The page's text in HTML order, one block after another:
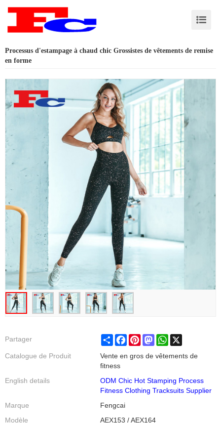
Processus d'estampage à chaud chic Grossistes de vêtements de remise
en forme
Partager ShareFacebookPinterestMastodonWhatsApp
Catalogue de Produit
Vente en gros de vêtements de
fitness
English details
ODM Chic Hot Stamping Process
Fitness Clothing Tracksuits Supplier
Marque
Fengcai
Modèle
AEX153 / AEX164